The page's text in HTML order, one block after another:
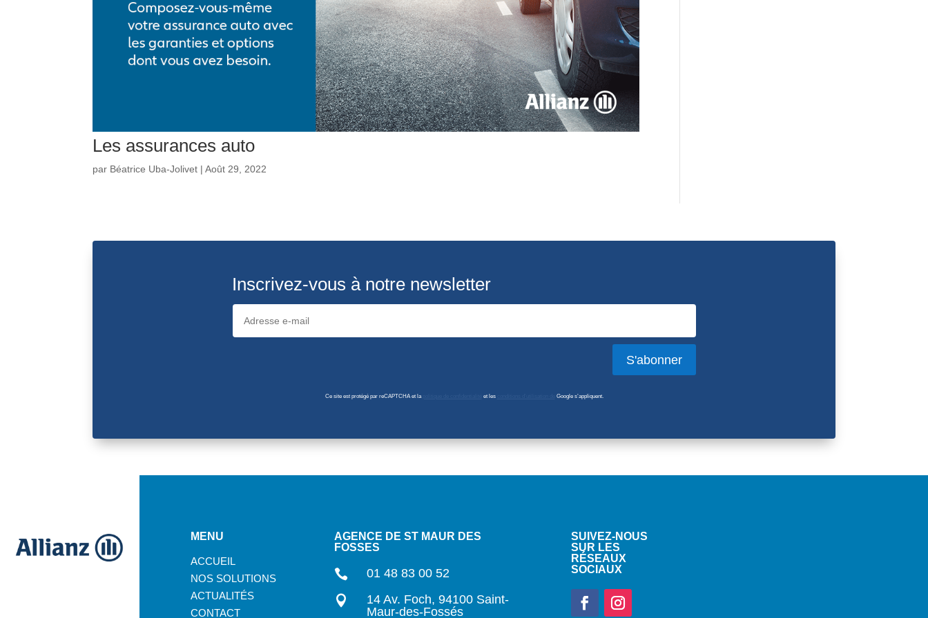
Les assurances auto
par Béatrice Uba-Jolivet |Août 29, 2022
Inscrivez-vous à notre newsletter
S'abonner
Ce site est protégé par reCAPTCHA et la et les Google s’appliquent.
MENU
ACCUEIL
NOS SOLUTIONS
ACTUALITÉS
CONTACT
AGENCE DE ST MAUR DES
FOSSES

01 48 83 00 52

14 Av. Foch, 94100 Saint-
Maur-des-Fossés
SUIVEZ-NOUS
SUR LES
RÉSEAUX
SOCIAUX